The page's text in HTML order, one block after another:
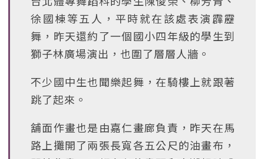
徐國棟等五人，平時就在該處表演霹靂
舞，昨天還約了一個國小四年級的學生到
獅子林廣場演出，也圍了層層人牆。
不少國中生也聞樂起舞，在騎樓上就跟著
跳了起來。
舖面作畫也是由嘉仁畫廊負責，昨天在馬
路上攤開了兩張長寬各五公尺的油畫布，